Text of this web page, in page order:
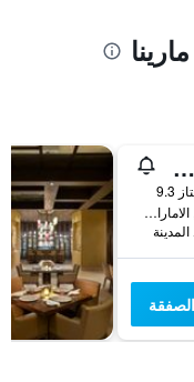
فندق ريتز كارلتون أبوظبي، القناة الكبرى
9.3
خور المقطة, أبو ظبي, الامارات العربية المتحدة